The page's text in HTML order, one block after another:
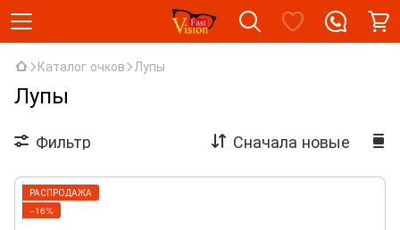
Каталог очков Лупы
Лупы
Фильтр Сначала новые
РАСПРОДАЖА
−16%